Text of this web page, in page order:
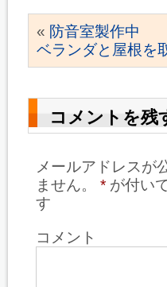
« 防音室製作中
ベランダと屋根を
コメントを残
メールアドレスが
ません。
* が付い
す
コメント